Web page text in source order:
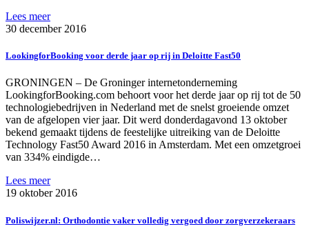
Lees meer
30 december 2016
LookingforBooking voor derde jaar op rij in Deloitte Fast50
GRONINGEN – De Groninger internetonderneming
LookingforBooking.com behoort voor het derde jaar op rij tot de 50
technologiebedrijven in Nederland met de snelst groeiende omzet
van de afgelopen vier jaar. Dit werd donderdagavond 13 oktober
bekend gemaakt tijdens de feestelijke uitreiking van de Deloitte
Technology Fast50 Award 2016 in Amsterdam. Met een omzetgroei
van 334% eindigde…
Lees meer
19 oktober 2016
Poliswijzer.nl: Orthodontie vaker volledig vergoed door zorgverzekeraars